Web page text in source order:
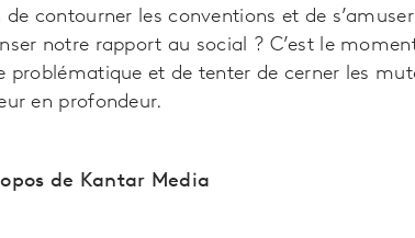
de contourner les conventions et de
notre rapport au social ? C’est le
problématique et de tenter de cerner les
en profondeur.
de Kantar Media